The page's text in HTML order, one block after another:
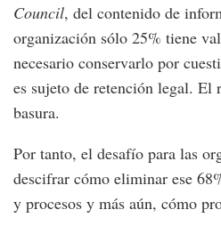
Council, del contenido de
organización sólo 25% tiene
necesario conservarlo por
es sujeto de retención legal. El
basura.
Por tanto, el desafío para las
descifrar cómo eliminar ese
y procesos y más aún, cómo